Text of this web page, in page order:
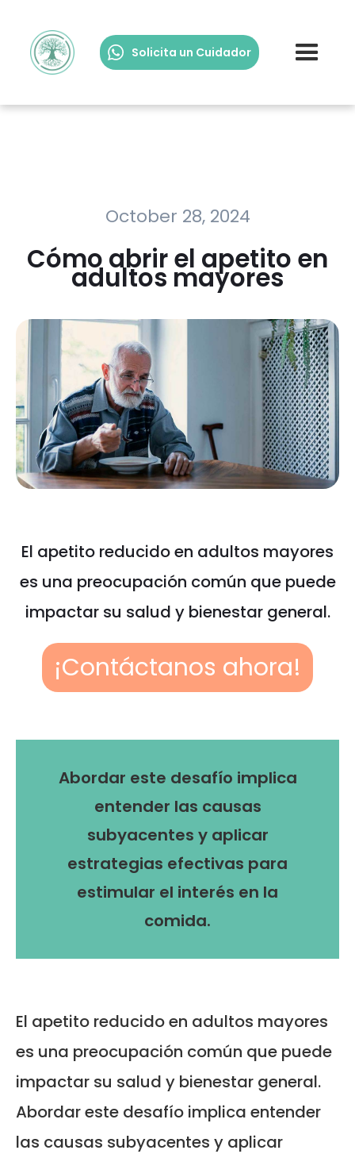
Solicita un Cuidador
October 28, 2024
Cómo abrir el apetito en
adultos mayores
El apetito reducido en adultos mayores
es una preocupación común que puede
impactar su salud y bienestar general.
¡Contáctanos ahora!
Abordar este desafío implica
entender las causas
subyacentes y aplicar
estrategias efectivas para
estimular el interés en la
comida.
El apetito reducido en adultos mayores
es una preocupación común que puede
impactar su salud y bienestar general.
Abordar este desafío implica entender
las causas subyacentes y aplicar